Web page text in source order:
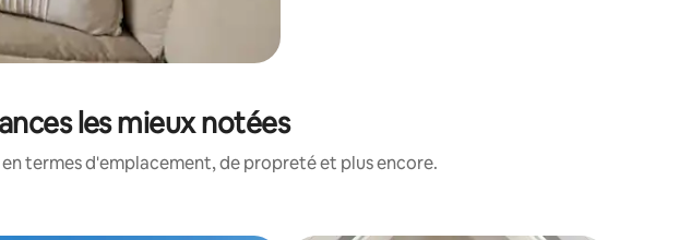
les mieux notées
termes d'emplacement, de propreté et plus encore.